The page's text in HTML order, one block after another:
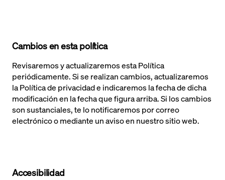
Cambios en esta política
Revisaremos y actualizaremos esta Política
periódicamente. Si se realizan cambios, actualizaremos
la Política de privacidad e indicaremos la fecha de dicha
modificación en la fecha que figura arriba. Si los cambios
son sustanciales, te lo notificaremos por correo
electrónico o mediante un aviso en nuestro sitio web.
Accesibilidad